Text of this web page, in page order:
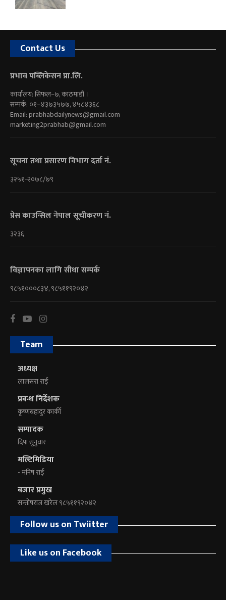
Contact Us
प्रभाव पब्लिकेसन प्रा.लि.
कार्यालय: सिफल–७, काठमाडौं ।
सम्पर्क: ०१–४३७३५७७, ४५८४३६८
Email:prabhabdailynews@gmail.com
marketing2prabhab@gmail.com
सूचना तथा प्रसारण विभाग दर्ता नं.
३२५१-२०७८/७९
प्रेस काउन्सिल नेपाल सूचीकरण नं.
३२३६
विज्ञापनका लागि सीधा सम्पर्क
९८५१०००८३४, ९८५११९२०४२
Team
अध्यक्ष
लालसरा राई
प्रबन्ध निर्देशक
कृष्णबहादुर कार्की
सम्पादक
दिपा सुनुवार
मल्टिमिडिया
- मनिष राई
बजार प्रमुख
सन्तोषराज खरेल ९८५११९२०४२
Follow us on Twiitter
Like us on Facebook